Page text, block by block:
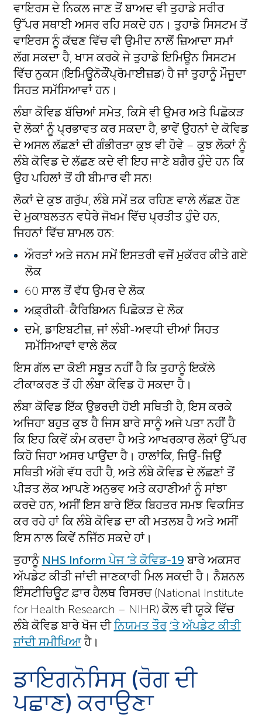
ਵਾਇਰਸ ਦੇ ਨਿਕਲ ਜਾਣ ਤੋਂ ਬਾਅਦ ਵੀ ਤੁਹਾਡੇ ਸਰੀਰ
ਉੱਪਰ ਸਥਾਈ ਅਸਰ ਰਹਿ ਸਕਦੇ ਹਨ। ਤੁਹਾਡੇ ਸਿਸਟਮ ਤੋਂ
ਵਾਇਰਸ ਨੂੰ ਕੱਢਣ ਵਿੱਚ ਵੀ ਉਮੀਦ ਨਾਲੋਂ ਜ਼ਿਆਦਾ ਸਮਾਂ
ਲੱਗ ਸਕਦਾ ਹੈ, ਖਾਸ ਕਰਕੇ ਜੇ ਤੁਹਾਡੇ ਇਮਿਊਨ ਸਿਸਟਮ
ਵਿੱਚ ਨੁਕਸ (ਇਮਿਊਨੋਕੌਂਪ੍ਰੋਮਾਈਜ਼ਡ) ਹੈ ਜਾਂ ਤੁਹਾਨੂੰ ਮੌਜੂਦਾ
ਸਿਹਤ ਸਮੱਸਿਆਵਾਂ ਹਨ।
ਲੰਬਾ ਕੋਵਿਡ ਬੱਚਿਆਂ ਸਮੇਤ, ਕਿਸੇ ਵੀ ਉਮਰ ਅਤੇ ਪਿਛੋਕੜ
ਦੇ ਲੋਕਾਂ ਨੂੰ ਪ੍ਰਭਾਵਤ ਕਰ ਸਕਦਾ ਹੈ, ਭਾਵੇਂ ਉਹਨਾਂ ਦੇ ਕੋਵਿਡ
ਦੇ ਅਸਲ ਲੱਛਣਾਂ ਦੀ ਗੰਭੀਰਤਾ ਕੁਝ ਵੀ ਹੋਵੇ – ਕੁਝ ਲੋਕਾਂ ਨੂੰ
ਲੰਬੇ ਕੋਵਿਡ ਦੇ ਲੱਛਣ ਕਦੇ ਵੀ ਇਹ ਜਾਣੇ ਬਗੈਰ ਹੁੰਦੇ ਹਨ ਕਿ
ਉਹ ਪਹਿਲਾਂ ਤੋਂ ਹੀ ਬੀਮਾਰ ਵੀ ਸਨ!
ਲੋਕਾਂ ਦੇ ਕੁਝ ਗਰੁੱਪ, ਲੰਬੇ ਸਮੇਂ ਤਕ ਰਹਿਣ ਵਾਲੇ ਲੱਛਣ ਹੋਣ
ਦੇ ਮੁਕਾਬਲਤਨ ਵਧੇਰੇ ਜੋਖਮ ਵਿੱਚ ਪ੍ਰਤੀਤ ਹੁੰਦੇ ਹਨ,
ਜਿਹਨਾਂ ਵਿੱਚ ਸ਼ਾਮਲ ਹਨ:
ਔਰਤਾਂ ਅਤੇ ਜਨਮ ਸਮੇਂ ਇਸਤਰੀ ਵਜੋਂ ਮੁਕੱਰਰ ਕੀਤੇ ਗਏ
ਲੋਕ
60 ਸਾਲ ਤੋਂ ਵੱਧ ਉਮਰ ਦੇ ਲੋਕ
ਅਫ਼੍ਰੀਕੀ-ਕੈਰਿਬਿਅਨ ਪਿਛੋਕੜ ਦੇ ਲੋਕ
ਦਮੇ, ਡਾਇਬਟੀਜ਼, ਜਾਂ ਲੰਬੀ-ਅਵਧੀ ਦੀਆਂ ਸਿਹਤ
ਸਮੱਸਿਆਵਾਂ ਵਾਲੇ ਲੋਕ
ਇਸ ਗੱਲ ਦਾ ਕੋਈ ਸਬੂਤ ਨਹੀਂ ਹੈ ਕਿ ਤੁਹਾਨੂੰ ਇਕੱਲੇ
ਟੀਕਾਕਰਣ ਤੋਂ ਹੀ ਲੰਬਾ ਕੋਵਿਡ ਹੋ ਸਕਦਾ ਹੈ।
ਲੰਬਾ ਕੋਵਿਡ ਇੱਕ ਉਭਰਦੀ ਹੋਈ ਸਥਿਤੀ ਹੈ, ਇਸ ਕਰਕੇ
ਅਜਿਹਾ ਬਹੁਤ ਕੁਝ ਹੈ ਜਿਸ ਬਾਰੇ ਸਾਨੂੰ ਅਜੇ ਪਤਾ ਨਹੀਂ ਹੈ
ਕਿ ਇਹ ਕਿਵੇਂ ਕੰਮ ਕਰਦਾ ਹੈ ਅਤੇ ਆਖਰਕਾਰ ਲੋਕਾਂ ਉੱਪਰ
ਕਿਹੋ ਜਿਹਾ ਅਸਰ ਪਾਉਂਦਾ ਹੈ। ਹਾਲਾਂਕਿ, ਜਿਉਂ-ਜਿਉਂ
ਸਥਿਤੀ ਅੱਗੇ ਵੱਧ ਰਹੀ ਹੈ, ਅਤੇ ਲੰਬੇ ਕੋਵਿਡ ਦੇ ਲੱਛਣਾਂ ਤੋਂ
ਪੀੜਤ ਲੋਕ ਆਪਣੇ ਅਨੁਭਵ ਅਤੇ ਕਹਾਣੀਆਂ ਨੂੰ ਸਾਂਝਾ
ਕਰਦੇ ਹਨ, ਅਸੀਂ ਇਸ ਬਾਰੇ ਇੱਕ ਬਿਹਤਰ ਸਮਝ ਵਿਕਸਿਤ
ਕਰ ਰਹੇ ਹਾਂ ਕਿ ਲੰਬੇ ਕੋਵਿਡ ਦਾ ਕੀ ਮਤਲਬ ਹੈ ਅਤੇ ਅਸੀਂ
ਇਸ ਨਾਲ ਕਿਵੇਂ ਨਜਿੱਠ ਸਕਦੇ ਹਾਂ।
ਤੁਹਾਨੂੰ NHS Inform ਪੇਜ ‘ਤੇ ਕੋਵਿਡ-19 ਬਾਰੇ ਅਕਸਰ
ਅੱਪਡੇਟ ਕੀਤੀ ਜਾਂਦੀ ਜਾਣਕਾਰੀ ਮਿਲ ਸਕਦੀ ਹੈ। ਨੈਸ਼ਨਲ
ਇੰਸਟੀਚਿਊਟ ਫ਼ਾਰ ਹੈਲਥ ਰਿਸਰਚ (National Institute
for Health Research – NIHR) ਕੋਲ ਵੀ ਯੂਕੇ ਵਿੱਚ
ਲੰਬੇ ਕੋਵਿਡ ਬਾਰੇ ਖੋਜ ਦੀਨਿਯਮਤ ਤੌਰ ‘ਤੇ ਅੱਪਡੇਟ ਕੀਤੀ
ਜਾਂਦੀ ਸਮੀਖਿਆਹੈ।
ਡਾਇਗਨੋਸਿਸ (ਰੋਗ ਦੀ
ਪਛਾਣ) ਕਰਾਉਣਾ